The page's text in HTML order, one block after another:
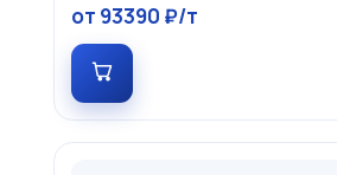
от 93390 ₽/т